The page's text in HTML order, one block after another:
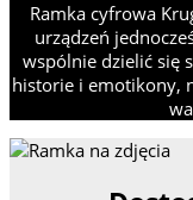
Ramka cyfrowa
urządzeń
wspólnie dzielić się
historie i emotikony,